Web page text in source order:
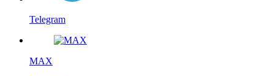
Telegram
MAX